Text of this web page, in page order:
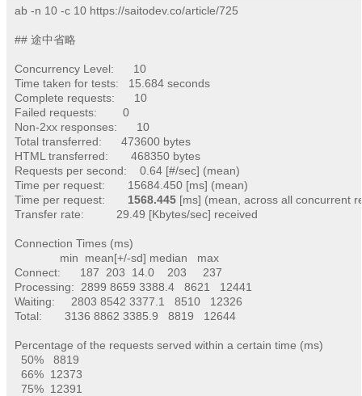
ab -n 10 -c 10 https://saitodev.co/article/725
## 途中省略
Concurrency Level:      10
Time taken for tests:   15.684 seconds
Complete requests:      10
Failed requests:        0
Non-2xx responses:      10
Total transferred:      473600 bytes
HTML transferred:       468350 bytes
Requests per second:    0.64 [#/sec] (mean)
Time per request:       15684.450 [ms] (mean)
Time per request: 1568.445 [ms] (mean, across all concurrent
Transfer rate:          29.49 [Kbytes/sec] received
Connection Times (ms)
              min  mean[+/-sd] median   max
Connect:      187  203  14.0    203     237
Processing:  2899 8659 3388.4   8621   12441
Waiting:     2803 8542 3377.1   8510   12326
Total:       3136 8862 3385.9   8819   12644
Percentage of the requests served within a certain time (ms)
  50%   8819
  66%  12373
  75%  12391